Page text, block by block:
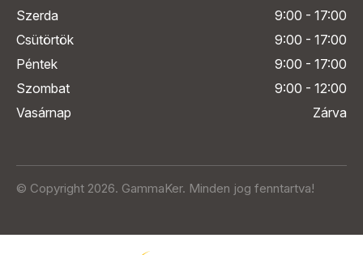
Szerda
9:00 - 17:00
Csütörtök
9:00 - 17:00
Péntek
9:00 - 17:00
Szombat
9:00 - 12:00
Vasárnap
Zárva
© Copyright 2026. GammaKer. Minden jog fenntartva!